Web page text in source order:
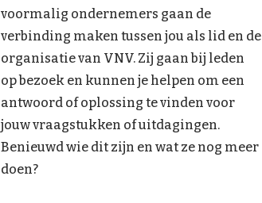
voormalig ondernemers gaan de
verbinding maken tussen jou als lid en de
organisatie van VNV. Zij gaan bij leden
op bezoek en kunnen je helpen om een
antwoord of oplossing te vinden voor
jouw vraagstukken of uitdagingen.
Benieuwd wie dit zijn en wat ze nog meer
doen?